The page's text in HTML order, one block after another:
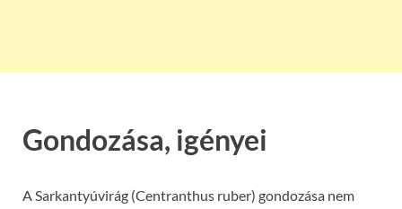
Gondozása, igényei
A Sarkantyúvirág (Centranthus ruber) gondozása nem